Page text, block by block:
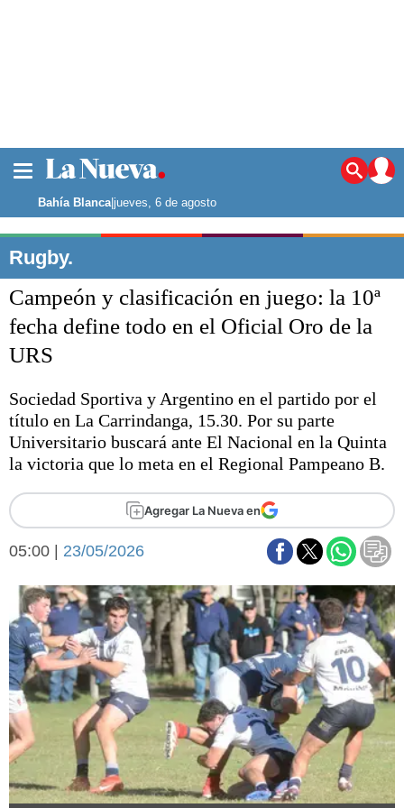
Noticias
La ciudad
Punta Alta
El mundo
Seguridad
Liga del Sur
Básquetbol
Fútbol
Federal A
Arte y cultura
Cines
Economía y campo
Economía y finanzas
Con el campo
Espacio empresas
Sociedad y tiempo
libre
Sociedad
Tecnología
Turismo
Salud
Es viral
El tiempo
Fúnebres
Clasificados
Bahía Blanca|jueves, 6 de agosto
Rugby.
Campeón y clasificación en juego: la 10ª
fecha define todo en el Oficial Oro de la
URS
Sociedad Sportiva y Argentino en el partido por el
título en La Carrindanga, 15.30. Por su parte
Universitario buscará ante El Nacional en la Quinta
la victoria que lo meta en el Regional Pampeano B.
Agregar La Nueva en
05:00 | 23/05/2026